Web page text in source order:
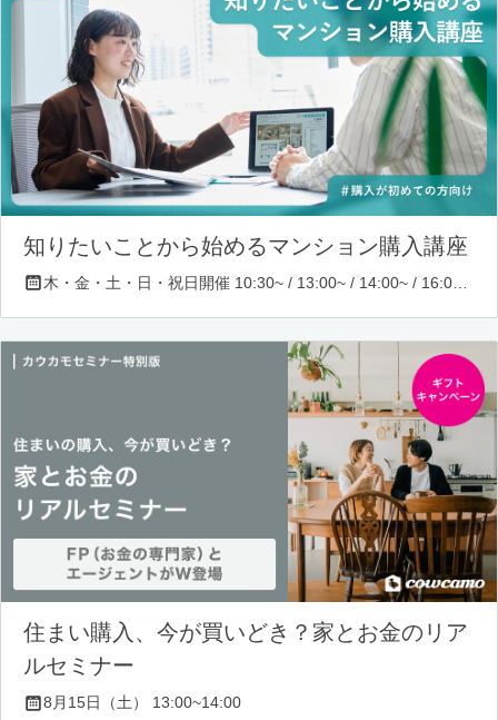
知りたいことから始めるマンション購入講座
住まい購入、今が買いどき？家とお金のリア
ルセミナー
8月15日（土） 13:00~14:00